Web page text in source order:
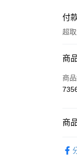
付
超
付
信
街
商
商
商